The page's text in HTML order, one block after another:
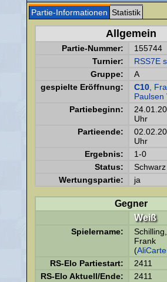
Partie-Informationen Statistik
Allgemein
Partie-Nummer:
155744
Turnier:
RSS7E
Gruppe:
A
gespielte Eröffnung:
C10 ,
Paulsen
Partiebeginn:
Uhr
Partieende:
Uhr
Ergebnis:
1-0
Status:
Wertungspartie:
ja
Gegner
Weiß
Spielername:
Schilling,
Frank
(
RS-Elo Partiestart:
2411
RS-Elo Aktuell/Ende:
2411